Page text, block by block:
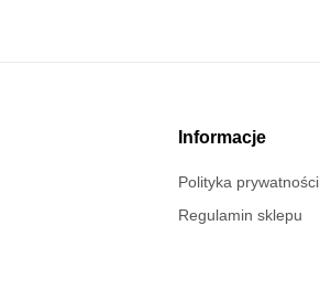
Informacje
Polityka prywatności
Regulamin sklepu